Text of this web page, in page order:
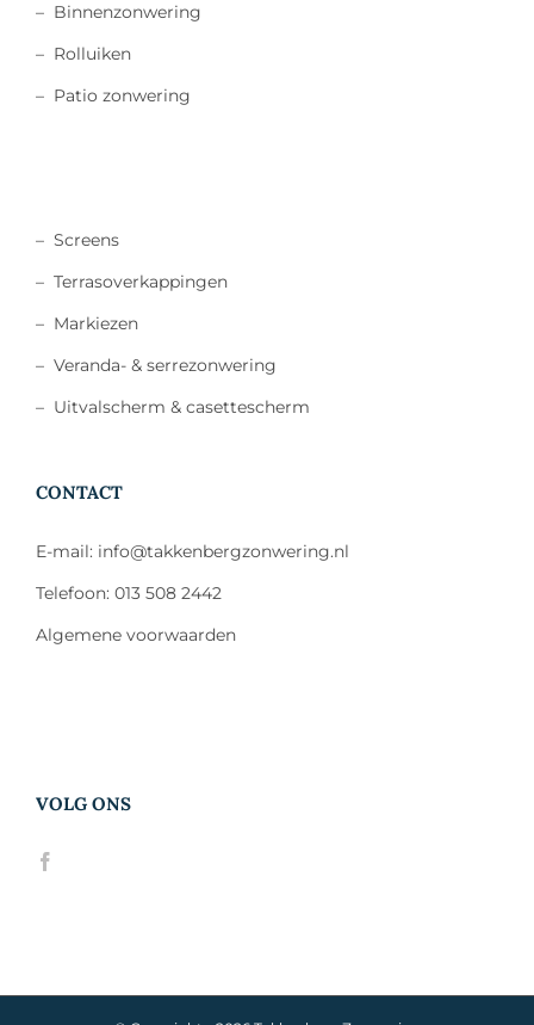
– Binnenzonwering
– Rolluiken
– Patio zonwering
– Screens
– Terrasoverkappingen
– Markiezen
– Veranda- & serrezonwering
– Uitvalscherm & casettescherm
CONTACT
E-mail: info@takkenbergzonwering.nl
Telefoon: 013 508 2442
Algemene voorwaarden
VOLG ONS